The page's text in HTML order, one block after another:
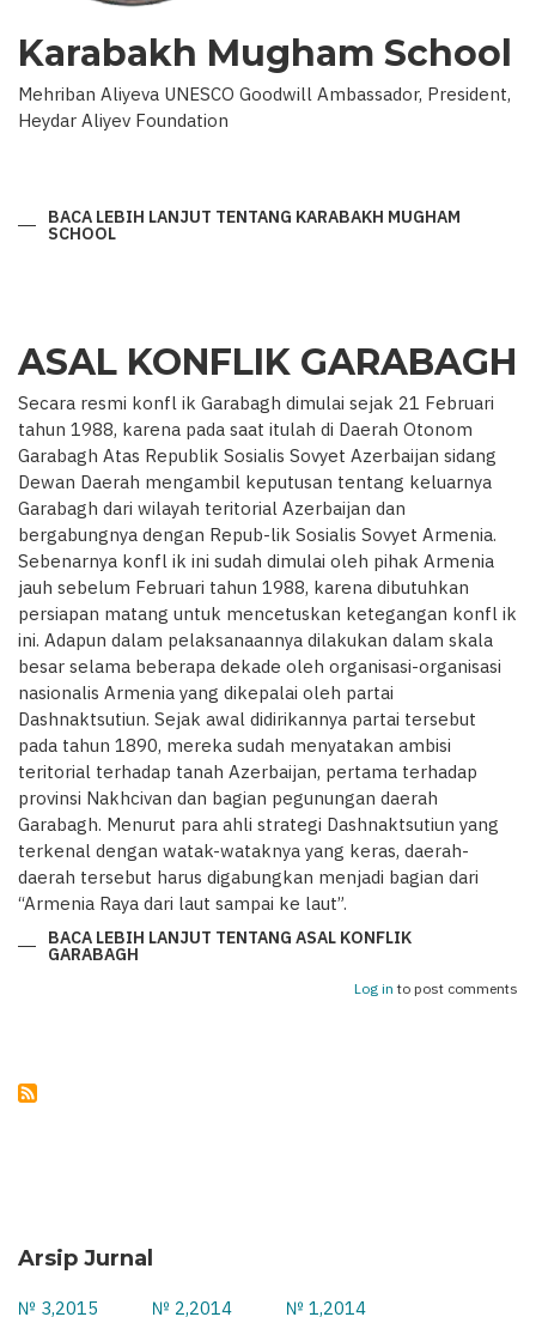
Karabakh Mugham School
Mehriban Aliyeva UNESCO Goodwill Ambassador, President,
Heydar Aliyev Foundation
BACA LEBIH LANJUT TENTANG KARABAKH MUGHAM
SCHOOL
ASAL KONFLIK GARABAGH
Secara resmi konfl ik Garabagh dimulai sejak 21 Februari
tahun 1988, karena pada saat itulah di Daerah Otonom
Garabagh Atas Republik Sosialis Sovyet Azerbaijan sidang
Dewan Daerah mengambil keputusan tentang keluarnya
Garabagh dari wilayah teritorial Azerbaijan dan
bergabungnya dengan Repub-lik Sosialis Sovyet Armenia.
Sebenarnya konfl ik ini sudah dimulai oleh pihak Armenia
jauh sebelum Februari tahun 1988, karena dibutuhkan
persiapan matang untuk mencetuskan ketegangan konfl ik
ini. Adapun dalam pelaksanaannya dilakukan dalam skala
besar selama beberapa dekade oleh organisasi-organisasi
nasionalis Armenia yang dikepalai oleh partai
Dashnaktsutiun. Sejak awal didirikannya partai tersebut
pada tahun 1890, mereka sudah menyatakan ambisi
teritorial terhadap tanah Azerbaijan, pertama terhadap
provinsi Nakhcivan dan bagian pegunungan daerah
Garabagh. Menurut para ahli strategi Dashnaktsutiun yang
terkenal dengan watak-wataknya yang keras, daerah-
daerah tersebut harus digabungkan menjadi bagian dari
“Armenia Raya dari laut sampai ke laut”.
BACA LEBIH LANJUT TENTANG ASAL KONFLIK
GARABAGH
Log in to post comments
Arsip Jurnal
№ 3,2015 № 2,2014 № 1,2014